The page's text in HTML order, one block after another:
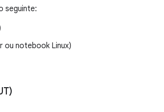
seguinte:
ou notebook Linux)